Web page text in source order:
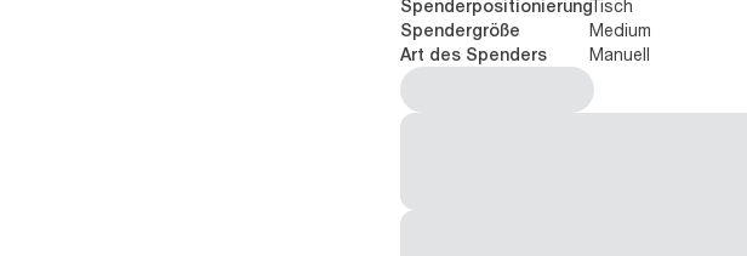
SpenderpositionierungTisch
Spendergröße Medium
Art des Spenders Manuell